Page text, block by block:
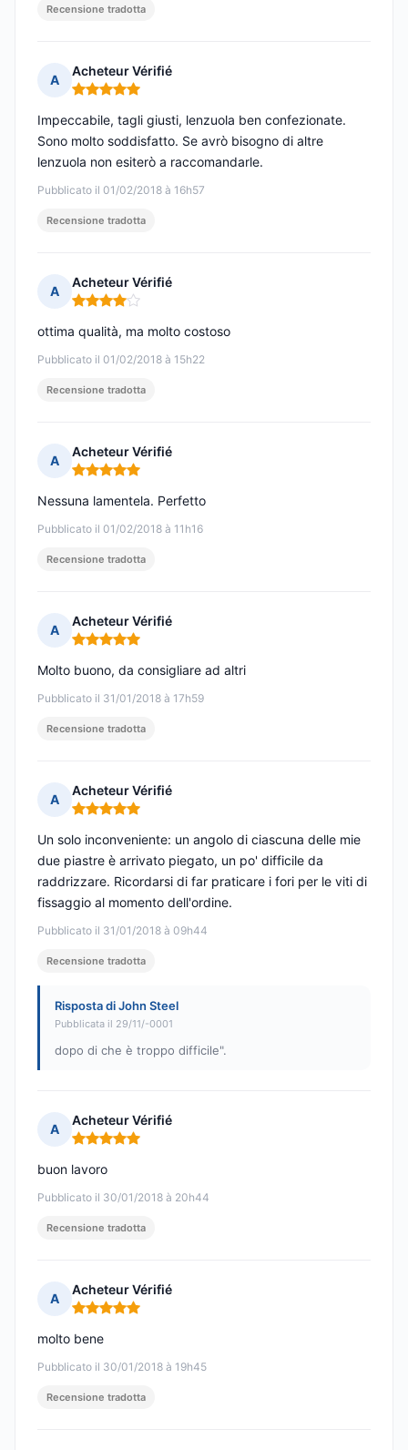
Recensione tradotta
A
Acheteur Vérifié
Nota: 5 su 5
Pubblicato il 01/02/2018 à 16h57
Impeccabile, tagli giusti, lenzuola ben confezionate.
Sono molto soddisfatto. Se avrò bisogno di altre
lenzuola non esiterò a raccomandarle.
Recensione tradotta
A
Acheteur Vérifié
Nota: 4 su 5
Pubblicato il 01/02/2018 à 15h22
ottima qualità, ma molto costoso
Recensione tradotta
A
Acheteur Vérifié
Nota: 5 su 5
Pubblicato il 01/02/2018 à 11h16
Nessuna lamentela. Perfetto
Recensione tradotta
A
Acheteur Vérifié
Nota: 5 su 5
Pubblicato il 31/01/2018 à 17h59
Molto buono, da consigliare ad altri
Recensione tradotta
A
Acheteur Vérifié
Nota: 5 su 5
Pubblicato il 31/01/2018 à 09h44
Un solo inconveniente: un angolo di ciascuna delle mie
due piastre è arrivato piegato, un po' difficile da
raddrizzare. Ricordarsi di far praticare i fori per le viti di
fissaggio al momento dell'ordine.
Recensione tradotta
Risposta di John Steel
Pubblicata il 29/11/-0001
dopo di che è troppo difficile".
A
Acheteur Vérifié
Nota: 5 su 5
Pubblicato il 30/01/2018 à 20h44
buon lavoro
Recensione tradotta
A
Acheteur Vérifié
Nota: 5 su 5
Pubblicato il 30/01/2018 à 19h45
molto bene
Recensione tradotta